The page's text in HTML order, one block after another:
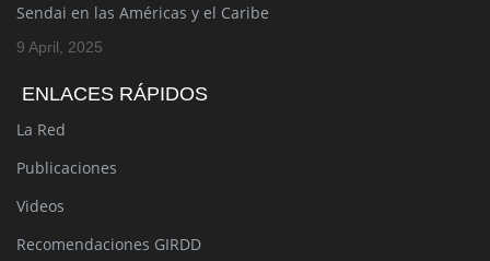
Sendai en las Américas y el Caribe
9 April, 2025
ENLACES RÁPIDOS
La Red
Publicaciones
Videos
Recomendaciones GIRDD